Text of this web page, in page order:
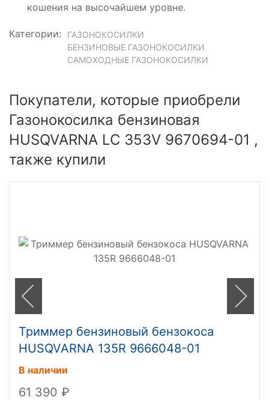
кошения на высочайшем уровне.
Категории:
ГАЗОНОКОСИЛКИ
БЕНЗИНОВЫЕ ГАЗОНОКОСИЛКИ
САМОХОДНЫЕ ГАЗОНОКОСИЛКИ
Покупатели, которые приобрели
Газонокосилка бензиновая
HUSQVARNA LC 353V 9670694-01 ,
также купили
Триммер бензиновый бензокоса
HUSQVARNA 135R 9666048-01
В наличии
61 390